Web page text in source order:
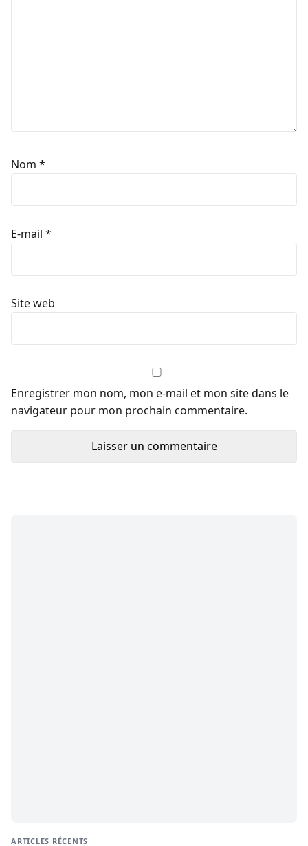
Nom *
E-mail *
Site web
Enregistrer mon nom, mon e-mail et mon site dans le
navigateur pour mon prochain commentaire.
ARTICLES RÉCENTS